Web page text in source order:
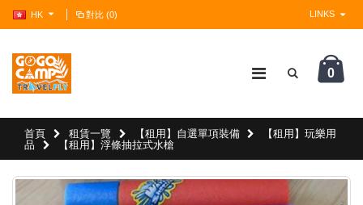
HK 對比 (0) LINKS
0
首頁 租賃一覽 【租用】自選單項裝備
【租用】玩樂用
品
【租用】浮條抽拉式水槍